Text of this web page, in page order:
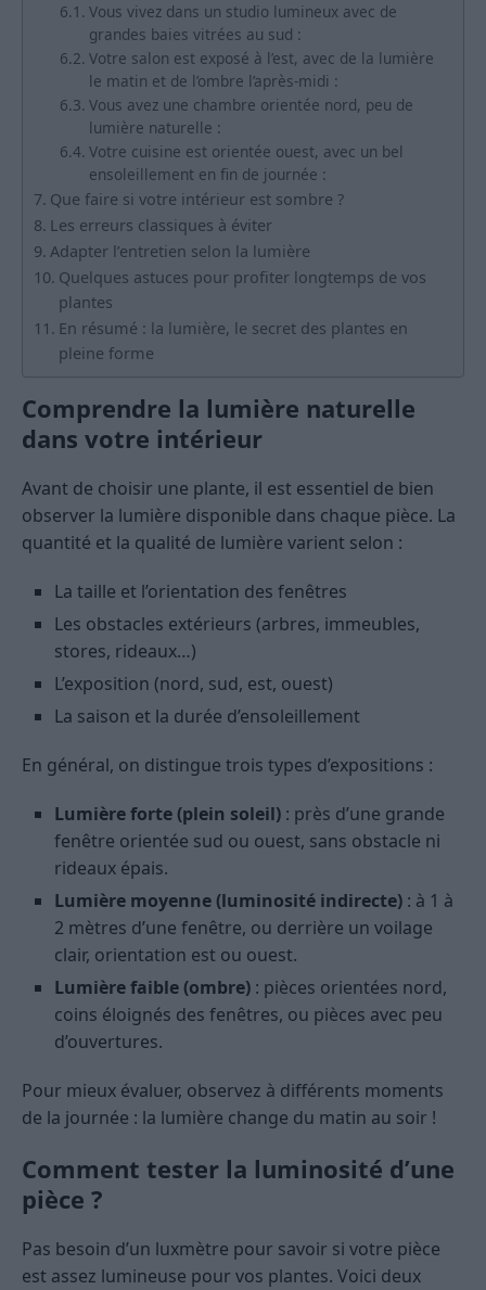
Vous vivez dans un studio lumineux avec de
grandes baies vitrées au sud :
Votre salon est exposé à l’est, avec de la lumière
le matin et de l’ombre l’après-midi :
Vous avez une chambre orientée nord, peu de
lumière naturelle :
Votre cuisine est orientée ouest, avec un bel
ensoleillement en fin de journée :
Que faire si votre intérieur est sombre ?
Les erreurs classiques à éviter
Adapter l’entretien selon la lumière
Quelques astuces pour profiter longtemps de vos
plantes
En résumé : la lumière, le secret des plantes en
pleine forme
Comprendre la lumière naturelle
dans votre intérieur
Avant de choisir une plante, il est essentiel de bien
observer la lumière disponible dans chaque pièce. La
quantité et la qualité de lumière varient selon :
La taille et l’orientation des fenêtres
Les obstacles extérieurs (arbres, immeubles,
stores, rideaux…)
L’exposition (nord, sud, est, ouest)
La saison et la durée d’ensoleillement
En général, on distingue trois types d’expositions :
Lumière forte (plein soleil) : près d’une grande
fenêtre orientée sud ou ouest, sans obstacle ni
rideaux épais.
Lumière moyenne (luminosité indirecte) : à 1 à
2 mètres d’une fenêtre, ou derrière un voilage
clair, orientation est ou ouest.
Lumière faible (ombre) : pièces orientées nord,
coins éloignés des fenêtres, ou pièces avec peu
d’ouvertures.
Pour mieux évaluer, observez à différents moments
de la journée : la lumière change du matin au soir !
Comment tester la luminosité d’une
pièce ?
Pas besoin d’un luxmètre pour savoir si votre pièce
est assez lumineuse pour vos plantes. Voici deux